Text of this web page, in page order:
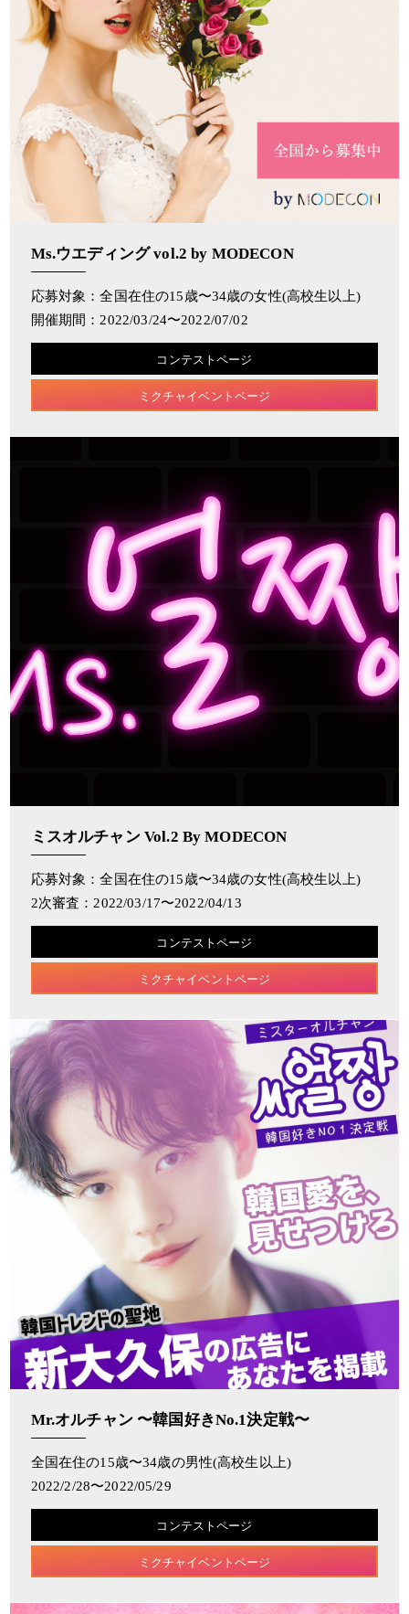
Ms.ウエディング vol.2 by MODECON
応募対象：全国在住の15歳〜34歳の女性(高校生以上)
開催期間：2022/03/24〜2022/07/02
コンテストページ
ミクチャイベントページ
ミスオルチャン Vol.2 By MODECON
応募対象：全国在住の15歳〜34歳の女性(高校生以上) ​
2次審査：2022/03/17〜2022/04/13
コンテストページ
ミクチャイベントページ
Mr.オルチャン 〜韓国好きNo.1決定戦〜
全国在住の15歳〜34歳の男性(高校生以上)
2022/2/28〜2022/05/29
コンテストページ
ミクチャイベントページ